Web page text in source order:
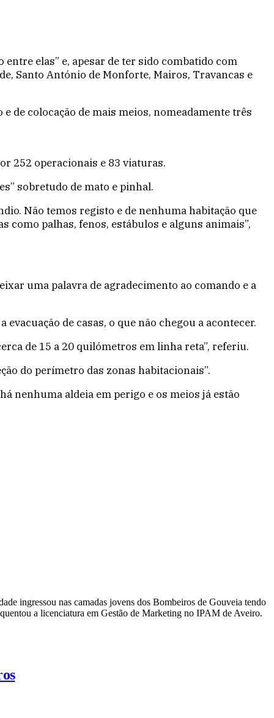
elas” e, apesar de ter sido combatido com
Santo António de Monforte, Mairos, Travancas e
de colocação de mais meios, nomeadamente três
252 operacionais e 83 viaturas.
sobretudo de mato e pinhal.
Não temos registo e de nenhuma habitação que
como palhas, fenos, estábulos e alguns animais”,
uma palavra de agradecimento ao comando e a
de casas, o que não chegou a acontecer.
de 15 a 20 quilómetros em linha reta”, referiu.
do perímetro das zonas habitacionais”.
nenhuma aldeia em perigo e os meios já estão
ingressou nas camadas jovens dos Bombeiros de Gouveia tendo
a licenciatura em Gestão de Marketing no IPAM de Aveiro.